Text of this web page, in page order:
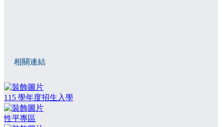
相關連結
115 學年度招生入學
性平專區